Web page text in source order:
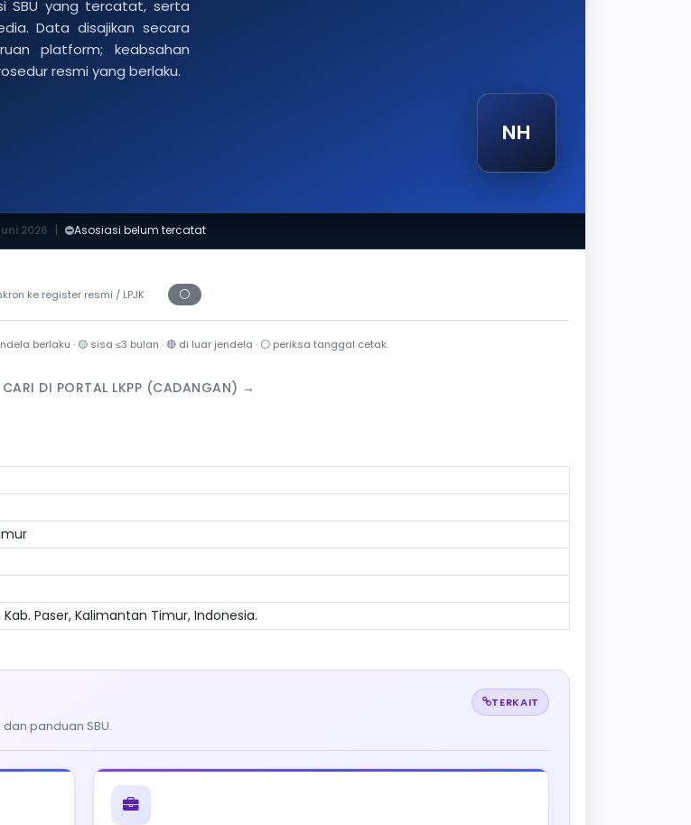
SBU yang tercatat, serta
Data disajikan secara
platform; keabsahan
resmi yang berlaku.
NH
2026 | Asosiasi belum tercatat
ke register resmi / LPJK ⚪
Periksa tanggal cetak
berlaku · 🟡 sisa ≤3 bulan ·🔴 di luar jendela · ⚪ periksa tanggal cetak.
CARI DI PORTAL LKPP (CADANGAN) →
Paser, Kalimantan Timur, Indonesia.
panduan SBU.
TERKAIT